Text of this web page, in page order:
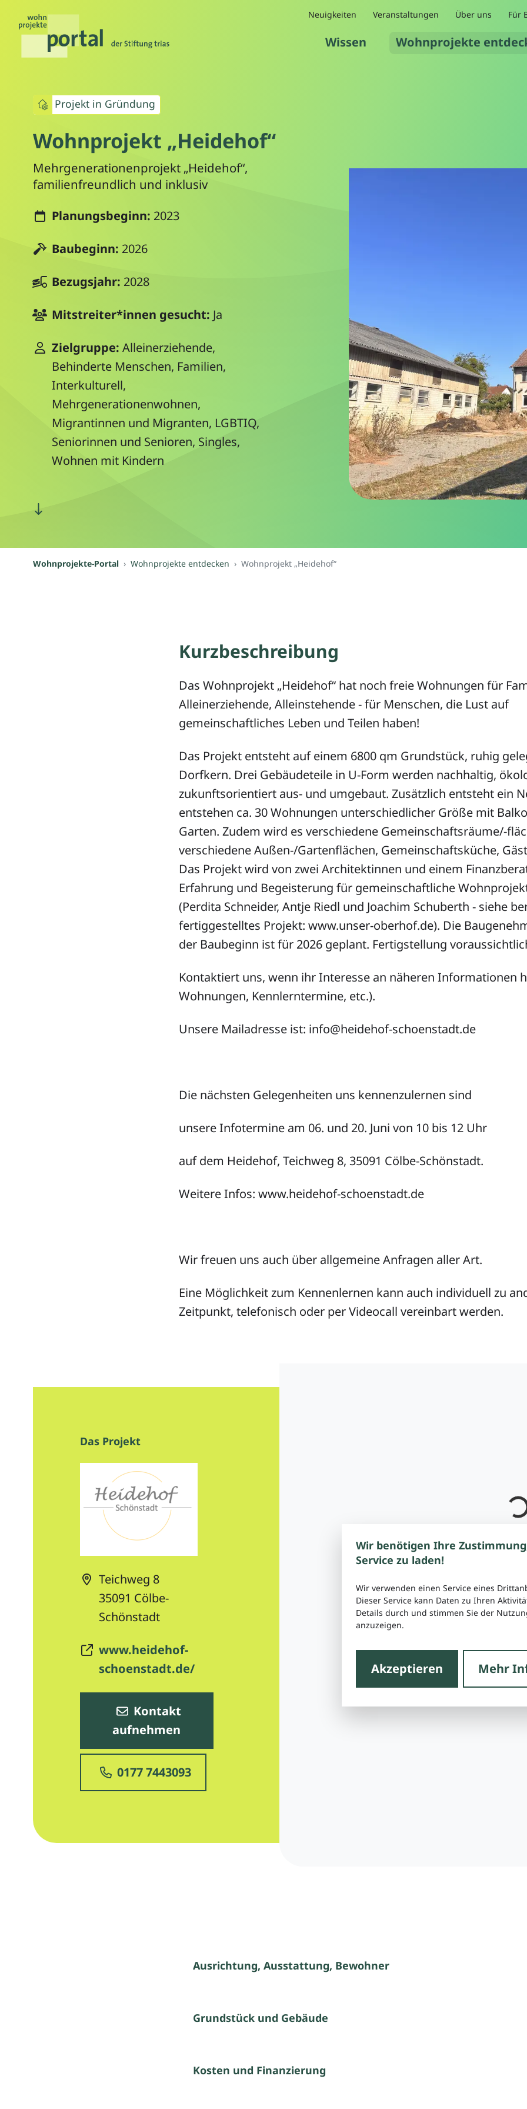
Wissen Wohnprojekte
Neuigkeiten Veranstaltungen Über uns Für
Projekt in Gründung
Wohnprojekt „Heidehof“
Mehrgenerationenprojekt „Heidehof“,
familienfreundlich und inklusiv
Planungsbeginn: 2023
Baubeginn: 2026
Bezugsjahr: 2028
Mitstreiter*innen gesucht: Ja
Zielgruppe: Alleinerziehende,
Behinderte Menschen, Familien,
Interkulturell,
Mehrgenerationenwohnen,
Migrantinnen und Migranten, LGBTIQ,
Seniorinnen und Senioren, Singles,
Wohnen mit Kindern
Wohnprojekte-Portal Wohnprojekte entdecken Wohnprojekt „Heidehof“
Kurzbeschreibung
Das Wohnprojekt „Heidehof“ hat noch freie Wohnungen für
Alleinerziehende, Alleinstehende - für Menschen, die Lust auf
gemeinschaftliches Leben und Teilen haben!
Das Projekt entsteht auf einem 6800 qm Grundstück, ruhig
Dorfkern. Drei Gebäudeteile in U-Form werden nachhaltig,
zukunftsorientiert aus- und umgebaut. Zusätzlich entsteht ein
entstehen ca. 30 Wohnungen unterschiedlicher Größe mit
Garten. Zudem wird es verschiedene Gemeinschaftsräume/-
verschiedene Außen-/Gartenflächen, Gemeinschaftsküche,
Das Projekt wird von zwei Architektinnen und einem
Erfahrung und Begeisterung für gemeinschaftliche
(Perdita Schneider, Antje Riedl und Joachim Schuberth - siehe
fertiggestelltes Projekt: www.unser-oberhof.de). Die
der Baubeginn ist für 2026 geplant. Fertigstellung
Kontaktiert uns, wenn ihr Interesse an näheren Informationen
Wohnungen, Kennlerntermine, etc.).
Unsere Mailadresse ist: info@heidehof-schoenstadt.de
Die nächsten Gelegenheiten uns kennenzulernen sind
unsere Infotermine am 06. und 20. Juni von 10 bis 12 Uhr
auf dem Heidehof, Teichweg 8, 35091 Cölbe-Schönstadt.
Weitere Infos: www.heidehof-schoenstadt.de
Wir freuen uns auch über allgemeine Anfragen aller Art.
Eine Möglichkeit zum Kennenlernen kann auch individuell zu
Zeitpunkt, telefonisch oder per Videocall vereinbart werden.
Das Projekt
Teichweg 8
35091 Cölbe-
Schönstadt
www.heidehof-
schoenstadt.de/
Kontakt
aufnehmen
0177 7443093
Wir benötigen Ihre
Service zu laden!
Wir verwenden einen Service eines
Dieser Service kann Daten zu Ihren
Details durch und stimmen Sie der
anzuzeigen.
Akzeptieren Mehr
Ausrichtung, Ausstattung, Bewohner
Grundstück und Gebäude
Kosten und Finanzierung